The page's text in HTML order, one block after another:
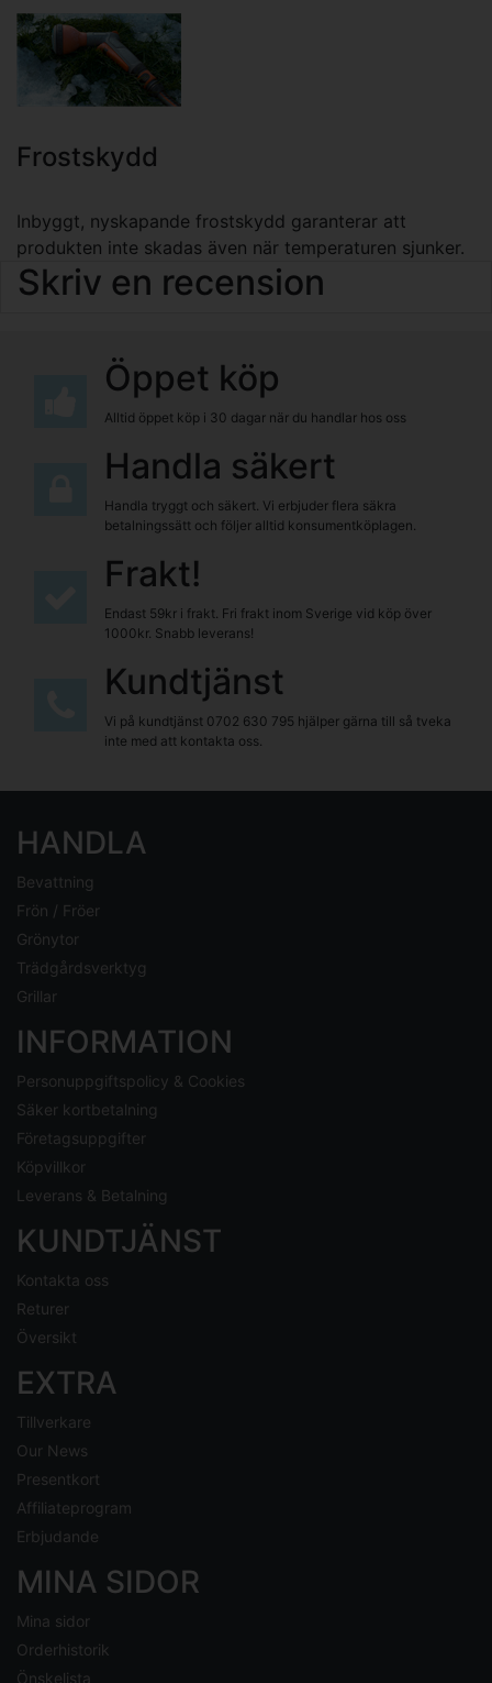
Frostskydd
Inbyggt, nyskapande frostskydd garanterar att
produkten inte skadas även när temperaturen sjunker.
Skriv en recension
Öppet köp
Alltid öppet köp i 30 dagar när du handlar hos oss
Handla säkert
Handla tryggt och säkert. Vi erbjuder flera säkra
betalningssätt och följer alltid konsumentköplagen.
Frakt!
Endast 59kr i frakt. Fri frakt inom Sverige vid köp över
1000kr. Snabb leverans!
Kundtjänst
Vi på kundtjänst 0702 630 795 hjälper gärna till så tveka
inte med att kontakta oss.
HANDLA
Bevattning
Frön / Fröer
Grönytor
Trädgårdsverktyg
Grillar
INFORMATION
Personuppgiftspolicy & Cookies
Säker kortbetalning
Företagsuppgifter
Köpvillkor
Leverans & Betalning
KUNDTJÄNST
Kontakta oss
Returer
Översikt
EXTRA
Tillverkare
Our News
Presentkort
Affiliateprogram
Erbjudande
MINA SIDOR
Mina sidor
Orderhistorik
Önskelista